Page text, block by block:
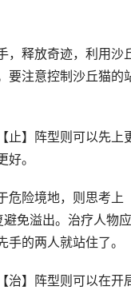
，释放奇迹，利用
要注意控制沙丘猫
止】阵型则可以先
。
危险境地，则思考
避免溢出。治疗人物
手的两人就站住了。
治】阵型则可以在